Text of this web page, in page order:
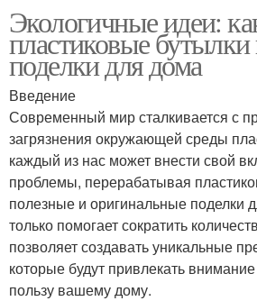
Экологичные идеи:
пластиковые
поделки для дома
Введение
Современный мир сталкивается с
загрязнения окружающей среды
каждый из нас может внести свой
проблемы, перерабатывая
полезные и оригинальные поделки
только помогает сократить
позволяет создавать уникальные
которые будут привлекать
пользу вашему дому.